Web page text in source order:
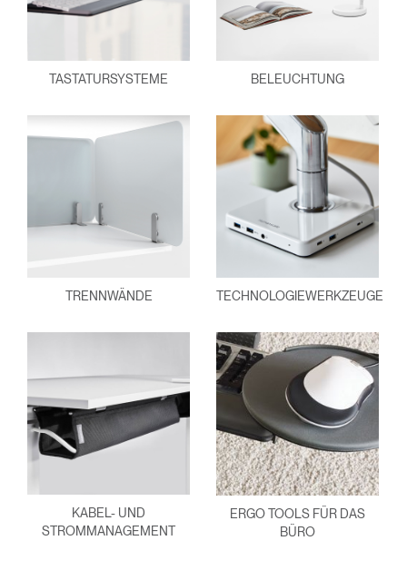
TASTATURSYSTEME BELEUCHTUNG
TRENNWÄNDE TECHNOLOGIEWERKZEUGE
KABEL- UND
STROMMANAGEMENT
ERGO TOOLS FÜR DAS
BÜRO